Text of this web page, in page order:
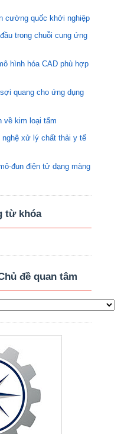
cường quốc khởi nghiệp
trong chuỗi cung ứng
hình hóa CAD phù hợp
quang cho ứng dụng
về kim loại tấm
xử lý chất thải y tế
đun điện tử dạng màng
từ khóa
đề quan tâm